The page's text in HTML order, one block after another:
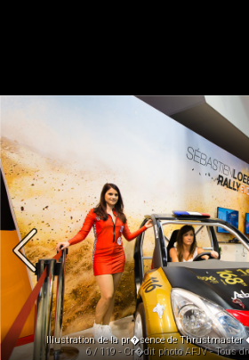
Illustration de la pr�sence de Thrustmaster
6 / 119 - Cr�dit photo AFJV - Tous